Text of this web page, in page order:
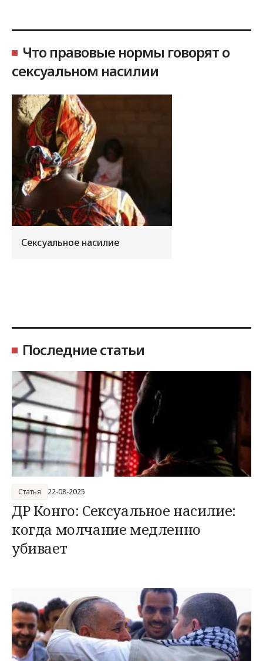
Что правовые нормы говорят о
сексуальном насилии
Сексуальное насилие
Последние статьи
ДР Конго: Сексуальное насилие:
когда молчание медленно
убивает
Статья 22-08-2025